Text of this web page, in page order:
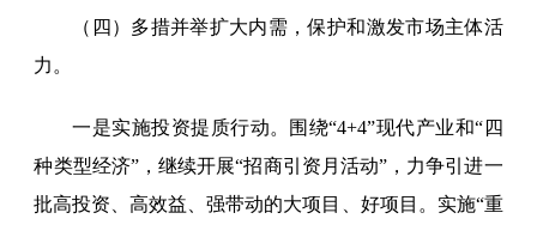
（四）多措并举扩大内需，保护和激发市场主体活
力。
一是实施投资提质行动。围绕“4+4”现代产业和“四
种类型经济”，继续开展“招商引资月活动”，力争引进一
批高投资、高效益、强带动的大项目、好项目。实施“重